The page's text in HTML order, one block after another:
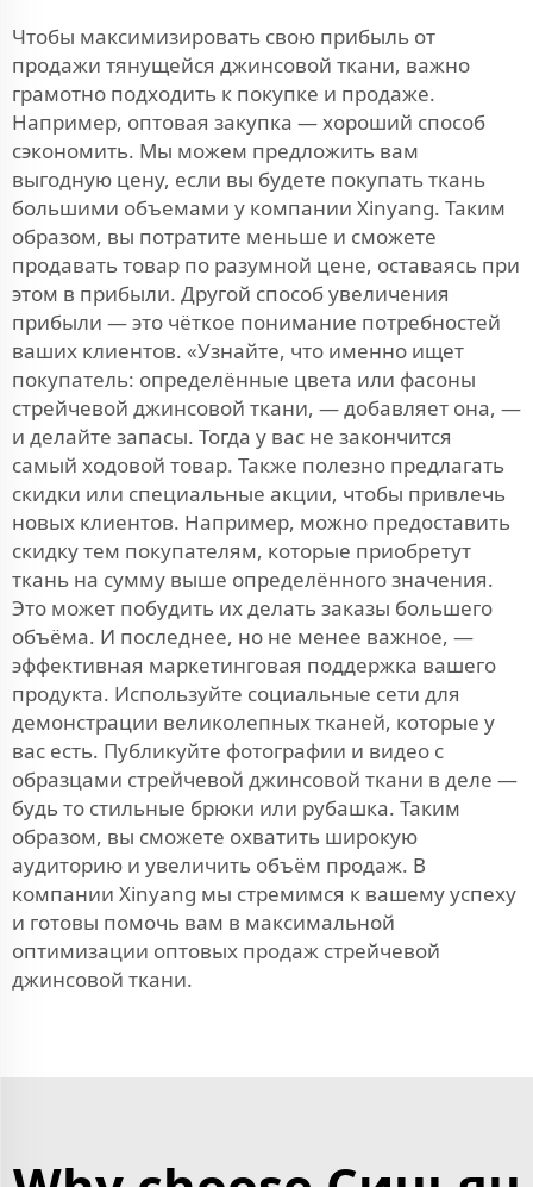
Чтобы максимизировать свою прибыль от
продажи тянущейся джинсовой ткани, важно
грамотно подходить к покупке и продаже.
Например, оптовая закупка — хороший способ
сэкономить. Мы можем предложить вам
выгодную цену, если вы будете покупать ткань
большими объемами у компании Xinyang. Таким
образом, вы потратите меньше и сможете
продавать товар по разумной цене, оставаясь при
этом в прибыли. Другой способ увеличения
прибыли — это чёткое понимание потребностей
ваших клиентов. «Узнайте, что именно ищет
покупатель: определённые цвета или фасоны
стрейчевой джинсовой ткани, — добавляет она, —
и делайте запасы. Тогда у вас не закончится
самый ходовой товар. Также полезно предлагать
скидки или специальные акции, чтобы привлечь
новых клиентов. Например, можно предоставить
скидку тем покупателям, которые приобретут
ткань на сумму выше определённого значения.
Это может побудить их делать заказы большего
объёма. И последнее, но не менее важное, —
эффективная маркетинговая поддержка вашего
продукта. Используйте социальные сети для
демонстрации великолепных тканей, которые у
вас есть. Публикуйте фотографии и видео с
образцами стрейчевой джинсовой ткани в деле —
будь то стильные брюки или рубашка. Таким
образом, вы сможете охватить широкую
аудиторию и увеличить объём продаж. В
компании Xinyang мы стремимся к вашему успеху
и готовы помочь вам в максимальной
оптимизации оптовых продаж стрейчевой
джинсовой ткани.